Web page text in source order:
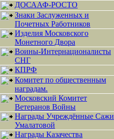
ДОСААФ-РОСТО
Знаки Заслуженных и
Почетных Работников
Изделия Московского
Монетного Двора
Воины-Интернационалисты
СНГ
КПРФ
Комитет по общественным
наградам.
Московский Комитет
Ветеранов Войны
Награды Учреждённые Сажи
Умалатовой
Награды Казачества